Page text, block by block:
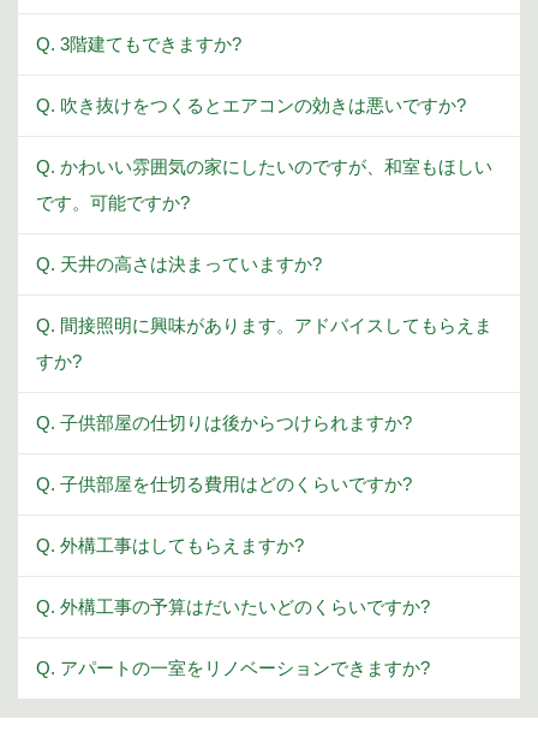
Q. 3階建てもできますか?
Q. 吹き抜けをつくるとエアコンの効きは悪いですか?
Q. かわいい雰囲気の家にしたいのですが、和室もほしい
です。可能ですか?
Q. 天井の高さは決まっていますか?
Q. 間接照明に興味があります。アドバイスしてもらえま
すか?
Q. 子供部屋の仕切りは後からつけられますか?
Q. 子供部屋を仕切る費用はどのくらいですか?
Q. 外構工事はしてもらえますか?
Q. 外構工事の予算はだいたいどのくらいですか?
Q. アパートの一室をリノベーションできますか?